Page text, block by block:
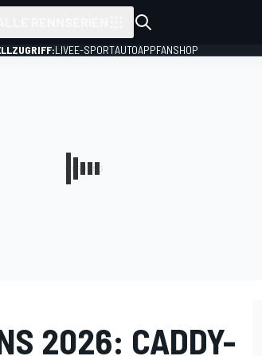
LIVEE-SPORTAUTOAPPFANSHOP
2026: CADDY-